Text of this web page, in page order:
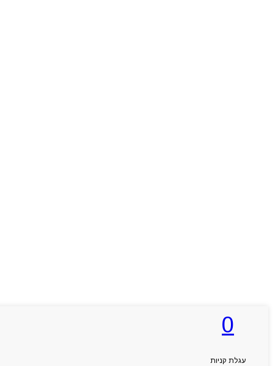
0
עגלת קניות
Products
search